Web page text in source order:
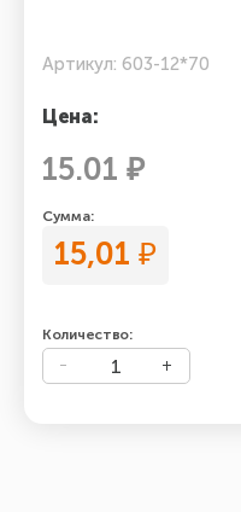
Артикул: 603-12*70
Цена:
15.01 ₽
Сумма:
15,01 ₽
Количество: